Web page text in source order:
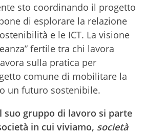
sto coordinando il progetto
di esplorare la relazione
e le ICT. La visione
fertile tra chi lavora
sulla pratica per
comune di mobilitare la
un futuro sostenibile.
suo gruppo di lavoro si parte
in cui viviamo, società